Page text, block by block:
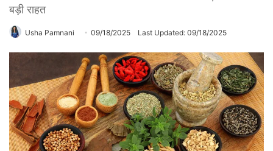
बड़ी राहत
Usha Pamnani 09/18/2025 Last Updated: 09/18/2025